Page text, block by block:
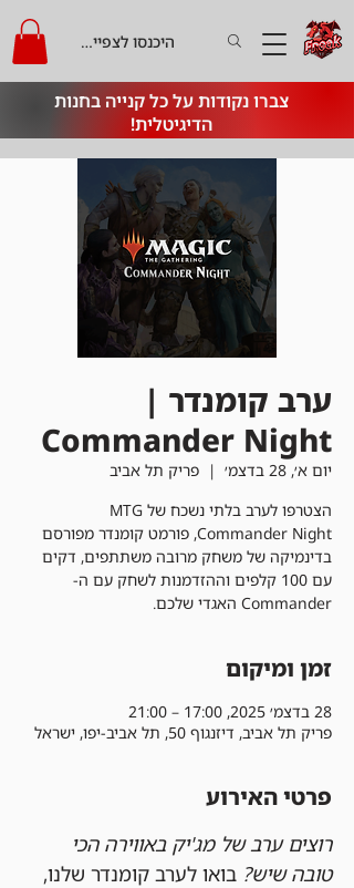
צברו נקודות על כל קנייה בחנות
הדיגיטלית!
היכנסו לצפייה בקרדיט
ערב קומנדר |
Commander Night
יום א׳, 28 בדצמ׳
  |
פריק תל אביב
הצטרפו לערב בלתי נשכח של MTG
Commander Night, פורמט קומנדר מפורסם
בדינמיקה של משחק מרובה משתתפים, דקים
עם 100 קלפים וההזדמנות לשחק עם ה-
Commander האגדי שלכם.
זמן ומיקום
28 בדצמ׳ 2025, 17:00 – 21:00
פריק תל אביב, דיזנגוף 50, תל אביב-יפו, ישראל
פרטי האירוע
רוצים ערב של מג'יק באווירה הכי
טובה שיש? בואו לערב קומנדר שלנו,